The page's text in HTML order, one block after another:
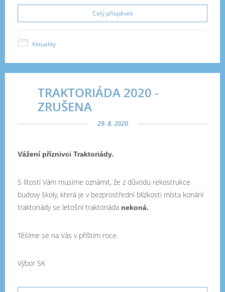
Celý příspěvek
Aktuality
TRAKTORIÁDA 2020 -
ZRUŠENA
29. 8. 2020
Vážení příznivci Traktoriády.
S lítostí Vám musíme oznámit, že z důvodu rekostrukce
budovy školy, která je v bezprostřední blízkosti místa konání
traktoriády se letošní traktoriáda nekoná.
Těšíme se na Vás v příštím roce.
Výbor SK